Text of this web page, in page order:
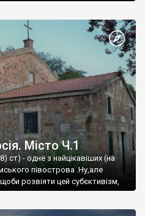
Місто Ч.1
ст) - одне з найцікавіших (на
півострова .Ну,але
розвіяти цей субєктивізм,